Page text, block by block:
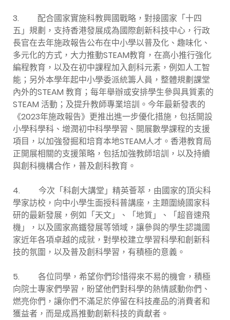
3. 配合國家實施科教興國戰略，對接國家「十四
五」規劃，支持香港發展成為國際創新科技中心，行政
長官在去年施政報告公布在中小學以普及化、趣味化、
多元化的方式，大力推動STEAM教育，在高小推行強化
編程教育，以及在初中課程加入創科元素，例如人工智
能；另外本學年起中小學委派統籌人員，整體規劃課堂
內外的STEAM 教育；每年舉辦或安排學生參與具質素的
STEAM 活動；及提升教師專業培訓。今年最新發表的
《2023年施政報告》更推出進一步優化措施，包括開設
小學科學科、增潤初中科學學習、開展數學課程的支援
項目，以加強發掘和培育本地STEAM人才。香港教育局
正開展相關的支援策略，包括加強教師培訓，以及持續
與創科機構合作，普及創科教育。
4. 今次「科創大講堂」精英薈萃，由國家的頂尖科
學家訪校，向中小學生面授科普講座，主題圍繞國家科
研的最新發展，例如「天文」、「地質」、「超音速飛
機」，以及國家高鐵發展等領域，讓參與的學生認識國
家近年各項卓越的成就，對學校建立學習科學和創新科
技的氛圍，以及普及創科學習，有積極的意義。
5. 各位同學，希望你們珍惜得來不易的機會，積極
向院士專家們學習，盼望他們對科學的熱情感動你們、
燃亮你們，讓你們不滿足於停留在科技產品的消費者和
獲益者，而是成爲推動創新科技的貢獻者。